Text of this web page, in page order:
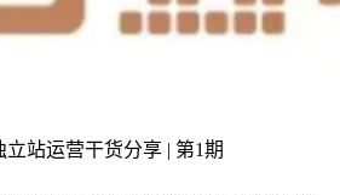
立站运营干货分享 | 第1期